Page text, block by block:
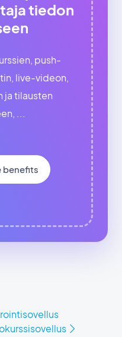
tiedon
push-
live-videon,
ja tilausten
...
benefits